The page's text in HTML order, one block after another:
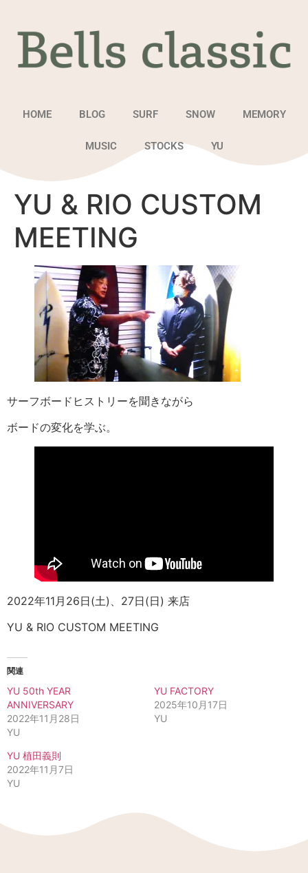
HOME BLOG SURF SNOW MEMORY
MUSIC STOCKS YU
YU & RIO CUSTOM
MEETING
サーフボードヒストリーを聞きながら
ボードの変化を学ぶ。
2022年11月26日(土)、27日(日) 来店
YU & RIO CUSTOM MEETING
関連
YU 50th YEAR
ANNIVERSARY
2022年11月28日
YU
YU FACTORY
2025年10月17日
YU
YU 植田義則
2022年11月7日
YU